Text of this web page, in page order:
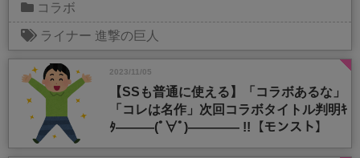
コラボ
ライナー 進撃の巨人
2023/11/05
【SSも普通に使える】「コラボあるな」
「コレは名作」次回コラボタイトル判明ｷ
ﾀ―――(ﾟ∀ﾟ)―――― !!【モンスト】